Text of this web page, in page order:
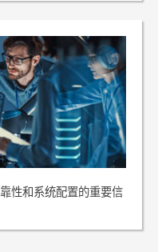
性和系统配置的重要信